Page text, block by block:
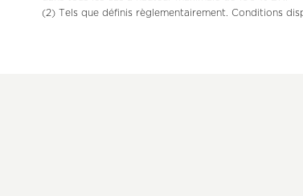
(2) Tels que définis règlementairement. Conditions